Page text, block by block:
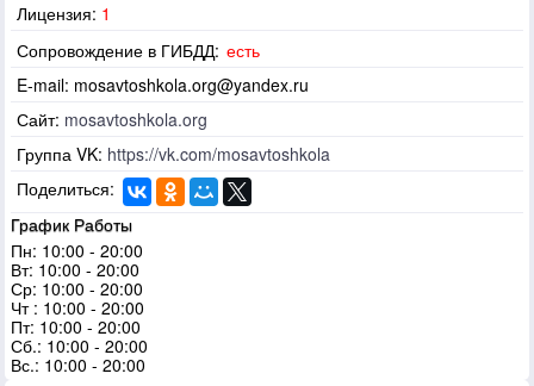
Лицензия: 1
Сопровождение в ГИБДД: есть
E-mail: mosavtoshkola.org@yandex.ru
Сайт: mosavtoshkola.org
Группа VK: https://vk.com/mosavtoshkola
Поделиться:
График Работы
Пн: 10:00 - 20:00
Вт: 10:00 - 20:00
Ср: 10:00 - 20:00
Чт : 10:00 - 20:00
Пт: 10:00 - 20:00
Сб.: 10:00 - 20:00
Вс.: 10:00 - 20:00